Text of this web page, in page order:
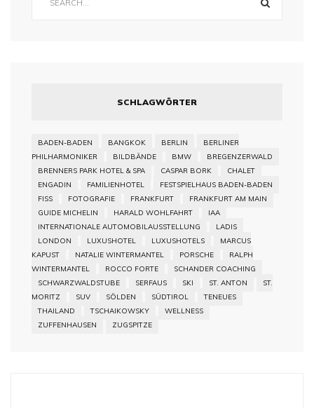
SCHLAGWÖRTER
BADEN-BADEN BANGKOK BERLIN
BERLINER
PHILHARMONIKER
BILDBÄNDE BMW
BREGENZERWALD
BRENNERS PARK HOTEL & SPA
CASPAR BORK
CHALET
ENGADIN
FAMILIENHOTEL
FESTSPIELHAUS BADEN-BADEN
FISS
FOTOGRAFIE FRANKFURT
FRANKFURT AM MAIN
GUIDE MICHELIN
HARALD WOHLFAHRT
IAA
INTERNATIONALE AUTOMOBILAUSSTELLUNG
LADIS
LONDON
LUXUSHOTEL LUXUSHOTELS
MARCUS
KAPUST
NATALIE WINTERMANTEL PORSCHE
RALPH
WINTERMANTEL
ROCCO FORTE
SCHANDER COACHING
SCHWARZWALDSTUBE
SERFAUS SKI ST. ANTON
ST.
MORITZ
SUV SÖLDEN SÜDTIROL
TENEUES
THAILAND
TSCHAIKOWSKY
WELLNESS
ZUFFENHAUSEN
ZUGSPITZE